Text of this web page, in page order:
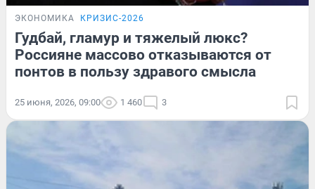
ЭКОНОМИКА КРИЗИС-2026
Гудбай, гламур и тяжелый люкс?
Россияне массово отказываются от
понтов в пользу здравого смысла
25 июня, 2026, 09:00 1 460 3